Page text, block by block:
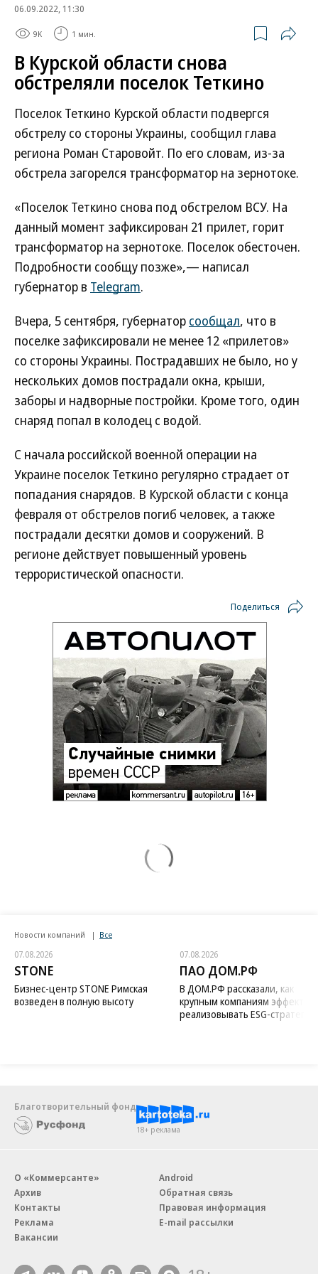
06.09.2022, 11:30
9K 1 мин.
В Курской области снова
обстреляли поселок Теткино
Поселок Теткино Курской области подвергся
обстрелу со стороны Украины, сообщил глава
региона Роман Старовойт. По его словам, из-за
обстрела загорелся трансформатор на зернотоке.
«Поселок Теткино снова под обстрелом ВСУ. На
данный момент зафиксирован 21 прилет, горит
трансформатор на зернотоке. Поселок обесточен.
Подробности сообщу позже»,— написал
губернатор в Telegram.
Вчера, 5 сентября, губернатор сообщал, что в
поселке зафиксировали не менее 12 «прилетов»
со стороны Украины. Пострадавших не было, но у
нескольких домов пострадали окна, крыши,
заборы и надворные постройки. Кроме того, один
снаряд попал в колодец с водой.
С начала российской военной операции на
Украине поселок Теткино регулярно страдает от
попадания снарядов. В Курской области с конца
февраля от обстрелов погиб человек, а также
пострадали десятки домов и сооружений. В
регионе действует повышенный уровень
террористической опасности.
Поделиться
Новости компаний Все
07.08.2026
STONE
Бизнес-центр STONE Римская
возведен в полную высоту
07.08.2026
ПАО ДОМ.РФ
В ДОМ.РФ рассказали, как
крупным компаниям
реализовывать ESG-стратегию
Благотворительный фонд
18+ реклама
О «Коммерсанте»
Архив
Контакты
Реклама
Вакансии
Android
Обратная связь
Правовая информация
E-mail рассылки